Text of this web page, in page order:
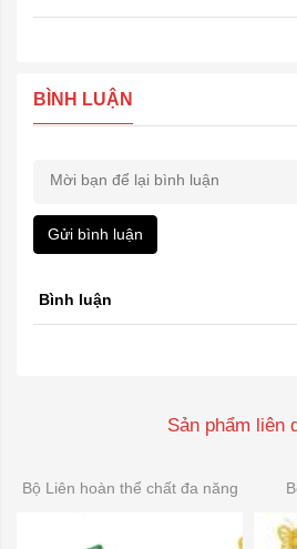
BÌNH LUẬN
Gửi bình luận
Bình luận
Sản phẩm liên
Bộ Liên hoàn thể chất đa năng